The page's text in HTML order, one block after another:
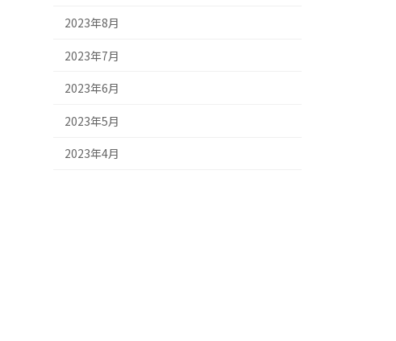
2023年8月
2023年7月
2023年6月
2023年5月
2023年4月